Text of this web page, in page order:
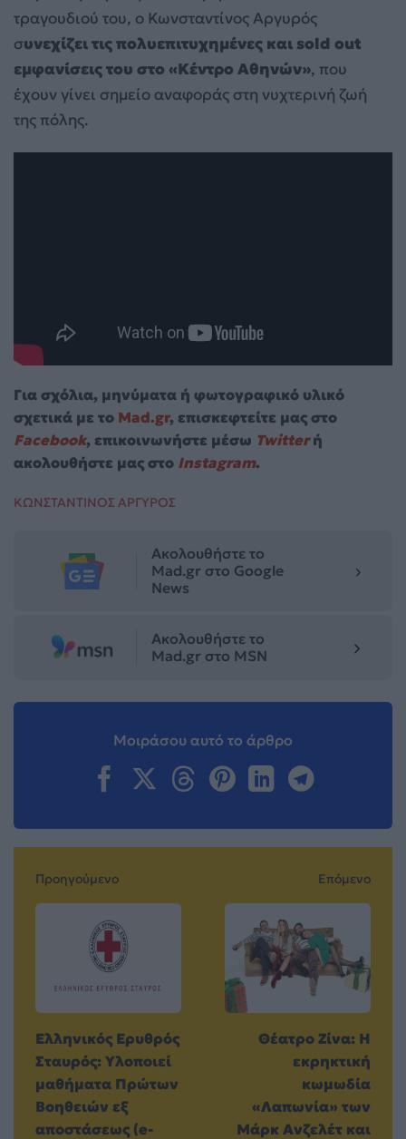
τραγουδιού του, ο Κωνσταντίνος Αργυρός
συνεχίζει τις πολυεπιτυχημένες και sold out
εμφανίσεις του στο «Κέντρο Αθηνών», που
έχουν γίνει σημείο αναφοράς στη νυχτερινή ζωή
της πόλης.
Για σχόλια, μηνύματα ή φωτογραφικό υλικό
σχετικά με το Mad.gr, επισκεφτείτε μας στο
Facebook, επικοινωνήστε μέσω Twitterή
ακολουθήστε μας στο Instagram.
ΚΩΝΣΤΑΝΤΙΝΟΣ ΑΡΓΥΡΟΣ
Ακολουθήστε το
Mad.gr στο Google
News
Ακολουθήστε το
Mad.gr στο MSN
Μοιράσου αυτό το άρθρο
Προηγούμενο
Ελληνικός Ερυθρός
Σταυρός: Υλοποιεί
μαθήματα Πρώτων
Βοηθειών εξ
αποστάσεως (e-
Επόμενο
Θέατρο Ζίνα: Η
εκρηκτική
κωμωδία
«Λαπωνία» των
Μάρκ Ανζελέτ και